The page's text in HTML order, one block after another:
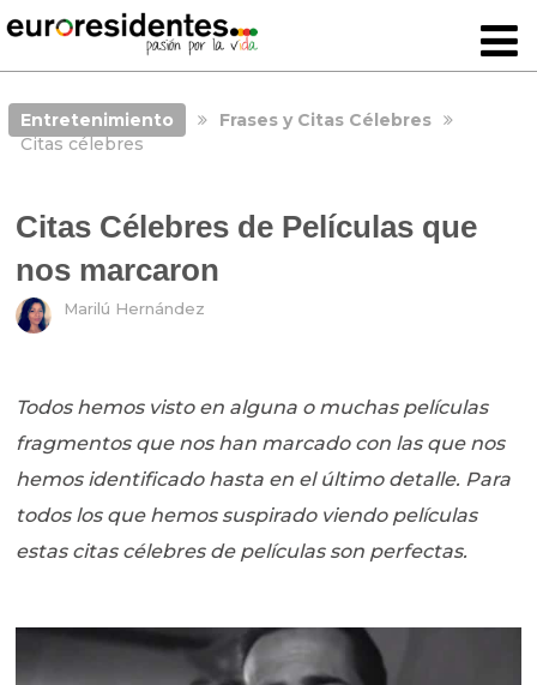
Entretenimiento
Frases y Citas Célebres
Citas célebres
Citas Célebres de Películas que
nos marcaron
Marilú Hernández
Todos hemos visto en alguna o muchas películas
fragmentos que nos han marcado con las que nos
hemos identificado hasta en el último detalle. Para
todos los que hemos suspirado viendo películas
estas citas célebres de películas son perfectas.